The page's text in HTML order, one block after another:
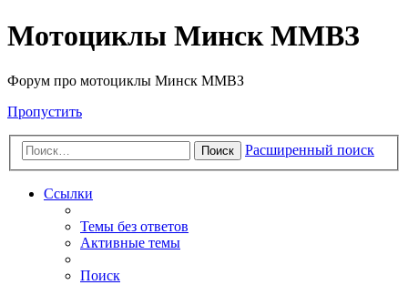
Мотоциклы Минск ММВЗ
Форум про мотоциклы Минск ММВЗ
Пропустить
Поиск Расширенный поиск
Ссылки
Темы без ответов
Активные темы
Поиск